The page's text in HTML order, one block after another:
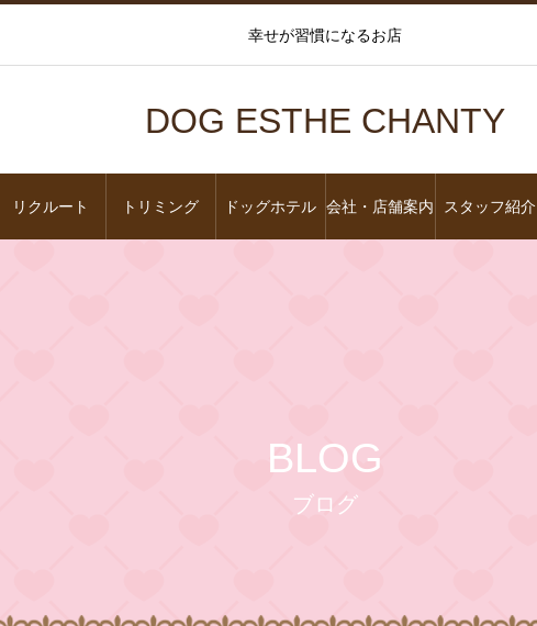
幸せが習慣になるお店
DOG ESTHE CHANTY
リクルート トリミング ドッグホテル 会社・店舗案内 スタッフ紹介
BLOG
ブログ